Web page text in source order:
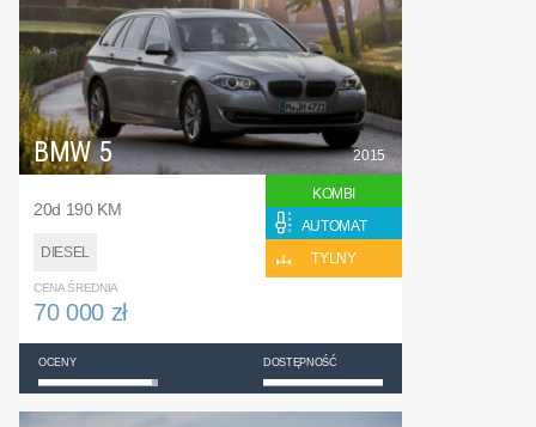
BMW 5
20d 190 KM
DIESEL
2015
KOMBI
AUTOMAT
TYLNY
CENA ŚREDNIA
70 000 zł
OCENY DOSTĘPNOŚĆ